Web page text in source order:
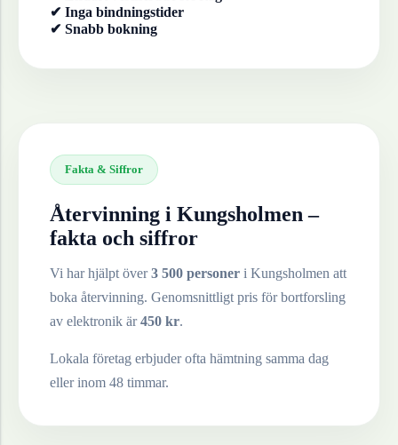
✔ Inga bindningstider
✔ Snabb bokning
Fakta & Siffror
Återvinning i Kungsholmen –
fakta och siffror
Vi har hjälpt över3 500 personer i Kungsholmen att
boka återvinning. Genomsnittligt pris för bortforsling
av elektronik är450 kr.
Lokala företag erbjuder ofta hämtning samma dag
eller inom 48 timmar.